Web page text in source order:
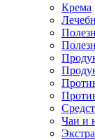
Крема
Чаи и